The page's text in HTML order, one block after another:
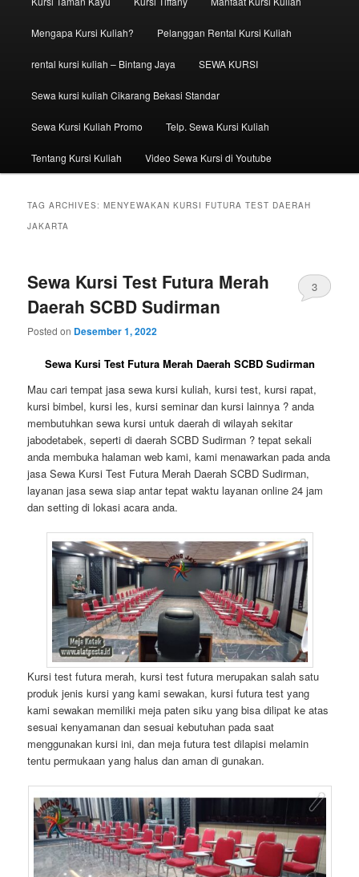
Mengapa Kursi Kuliah? Pelanggan Rental Kursi Kuliah
rental kursi kuliah – Bintang Jaya SEWA KURSI
Sewa kursi kuliah Cikarang Bekasi Standar
Sewa Kursi Kuliah Promo Telp. Sewa Kursi Kuliah
Tentang Kursi Kuliah Video Sewa Kursi di Youtube
TAG ARCHIVES:MENYEWAKAN KURSI FUTURA TEST DAERAH
JAKARTA
Sewa Kursi Test Futura Merah
Daerah SCBD Sudirman
Posted on Desember 1, 2022
3
Sewa Kursi Test Futura Merah Daerah SCBD Sudirman
Mau cari tempat jasa sewa kursi kuliah, kursi test, kursi rapat,
kursi bimbel, kursi les, kursi seminar dan kursi lainnya ? anda
membutuhkan sewa kursi untuk daerah di wilayah sekitar
jabodetabek, seperti di daerah SCBD Sudirman ? tepat sekali
anda membuka halaman web kami, kami menawarkan pada anda
jasa Sewa Kursi Test Futura Merah Daerah SCBD Sudirman,
layanan jasa sewa siap antar tepat waktu layanan online 24 jam
dan setting di lokasi acara anda.
Kursi test futura merah, kursi test futura merupakan salah satu
produk jenis kursi yang kami sewakan, kursi futura test yang
kami sewakan memiliki meja paten siku yang bisa dilipat ke atas
sesuai kenyamanan dan sesuai kebutuhan pada saat
menggunakan kursi ini, dan meja futura test dilapisi melamin
tentu permukaan yang halus dan aman di gunakan.